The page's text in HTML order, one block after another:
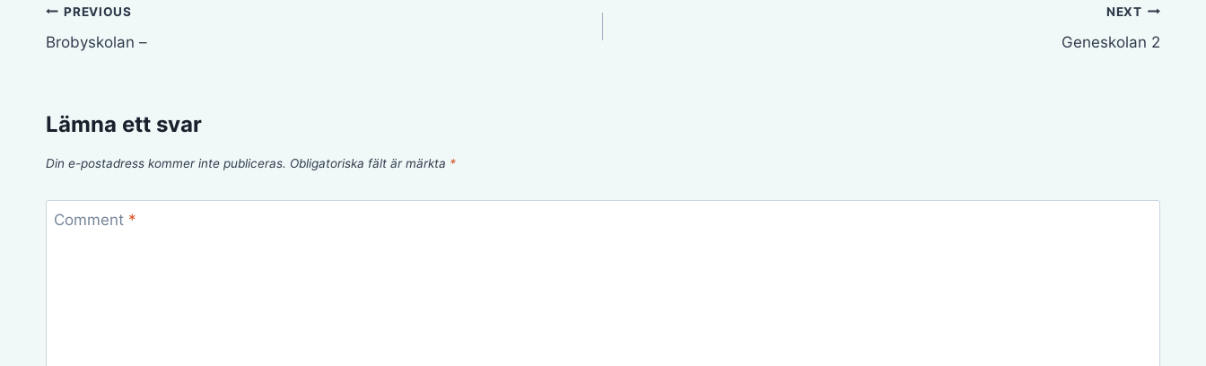
Inläggsnavigering
PREVIOUS
Brobyskolan –
NEXT
Geneskolan 2
Lämna ett svar
Din e-postadress kommer inte publiceras. Obligatoriska fält är märkta *
Comment *